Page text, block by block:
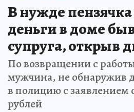
В нужде
деньги в доме
супруга, открыв
По возвращении с
мужчина, не обнаружив
в полицию с заявлением
рублей